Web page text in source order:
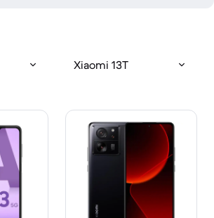
Xiaomi 13T